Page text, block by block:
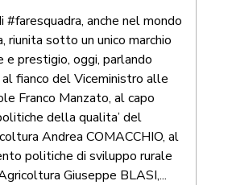
#faresquadra, anche nel mondo
riunita sotto un unico marchio
prestigio, oggi, parlando
fianco del Viceministro alle
Franco Manzato, al capo
della qualita’ del
Andrea COMACCHIO, al
politiche di sviluppo rurale
Giuseppe BLASI,...